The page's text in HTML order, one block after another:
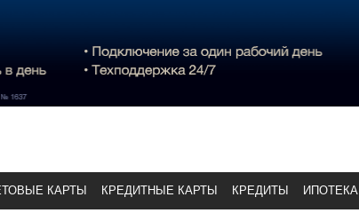
КАРТЫ КРЕДИТНЫЕ КАРТЫ КРЕДИТЫ ИПОТЕКА